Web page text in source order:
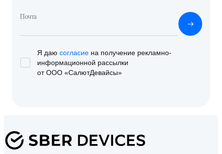
Почта
Я даю согласие на получение рекламно-
информационной рассылки
от ООО «СалютДевайсы»